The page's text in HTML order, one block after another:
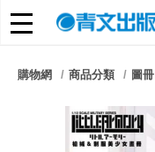
朋友們，提高警覺！
購物網 商品分類 圖冊